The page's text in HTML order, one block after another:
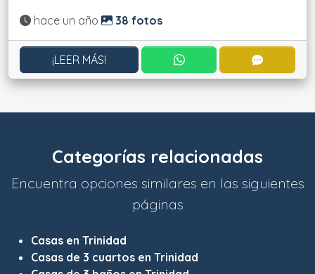
Actualizado:
hace un año 38 fotos
¡LEER MÁS! CONTACTAR POR
Categorías relacionadas
Encuentra opciones similares en las siguientes
páginas
Casas en Trinidad
Casas de 3 cuartos en Trinidad